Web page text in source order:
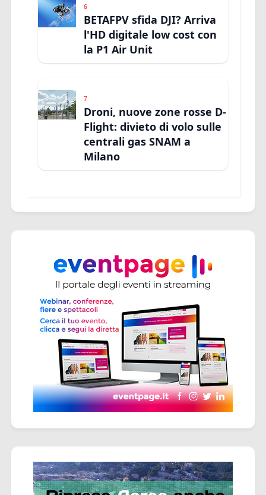
6
BETAFPV sfida DJI? Arriva
l'HD digitale low cost con
la P1 Air Unit
7
Droni, nuove zone rosse D-
Flight: divieto di volo sulle
centrali gas SNAM a
Milano